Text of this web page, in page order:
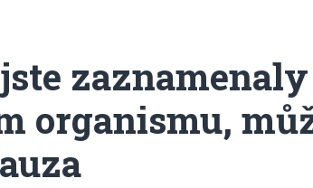
organismu,